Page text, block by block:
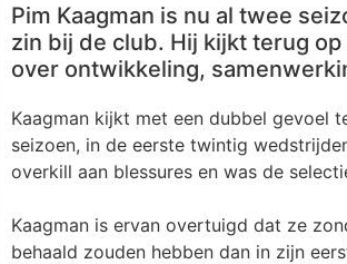
Pim Kaagman is nu al twee
zin bij de club. Hij kijkt terug
over ontwikkeling,
Kaagman kijkt met een dubbel gevoel
seizoen, in de eerste twintig
overkill aan blessures en was de
Kaagman is ervan overtuigd dat ze
behaald zouden hebben dan in zijn